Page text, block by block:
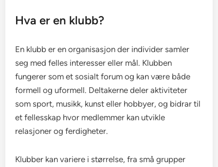
Hva er en klubb?
En klubb er en organisasjon der individer samler
seg med felles interesser eller mål. Klubben
fungerer som et sosialt forum og kan være både
formell og uformell. Deltakerne deler aktiviteter
som sport, musikk, kunst eller hobbyer, og bidrar til
et fellesskap hvor medlemmer kan utvikle
relasjoner og ferdigheter.
Klubber kan variere i størrelse, fra små grupper